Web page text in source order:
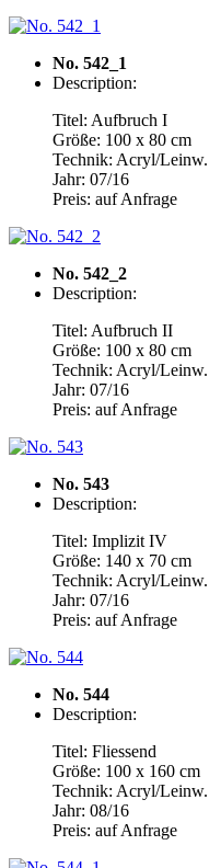
No. 542_1
Description:
Titel: Aufbruch I
Größe: 100 x 80 cm
Technik: Acryl/Leinw.
Jahr: 07/16
Preis: auf Anfrage
No. 542_2
Description:
Titel: Aufbruch II
Größe: 100 x 80 cm
Technik: Acryl/Leinw.
Jahr: 07/16
Preis: auf Anfrage
No. 543
Description:
Titel: Implizit IV
Größe: 140 x 70 cm
Technik: Acryl/Leinw.
Jahr: 07/16
Preis: auf Anfrage
No. 544
Description:
Titel: Fliessend
Größe: 100 x 160 cm
Technik: Acryl/Leinw.
Jahr: 08/16
Preis: auf Anfrage